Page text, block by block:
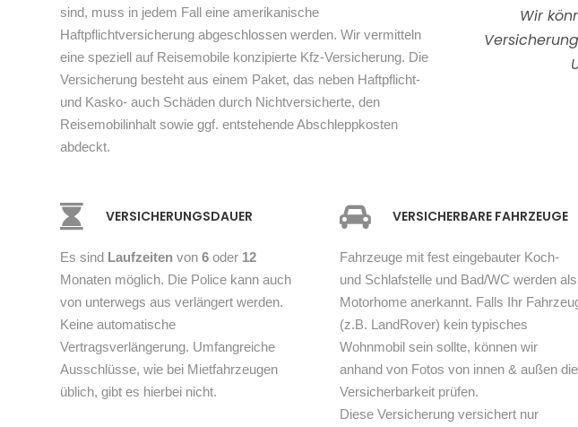
sind, muss in jedem Fall eine amerikanische
Haftpflichtversicherung abgeschlossen werden. Wir vermitteln
eine speziell auf Reisemobile konzipierte Kfz-Versicherung. Die
Versicherung besteht aus einem Paket, das neben Haftpflicht-
und Kasko- auch Schäden durch Nichtversicherte, den
Reisemobilinhalt sowie ggf. entstehende Abschleppkosten
abdeckt.
Wir
VER­SICHERUNGS­DAUER
Es sind Laufzeiten von 6 oder 12
Monaten möglich. Die Police kann auch
von unterwegs aus verlängert werden.
Keine automatische
Vertragsverlängerung. Umfangreiche
Ausschlüsse, wie bei Mietfahrzeugen
üblich, gibt es hierbei nicht.
VER­SICHERBARE FAHRZEUGE
Fahrzeuge mit fest eingebauter Koch-
und Schlafstelle und Bad/WC werden als
Motorhome anerkannt. Falls Ihr
(z.B. LandRover) kein typisches
Wohnmobil sein sollte, können wir
anhand von Fotos von innen & außen die
Versicherbarkeit prüfen.
Diese Versicherung versichert nur